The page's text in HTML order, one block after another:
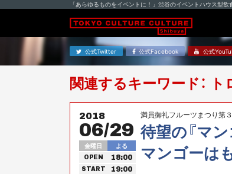
「あらゆるものをイベントに！」渋谷のイベントハウス型飲
公式Twitter 公式Facebook 公式
関連するキーワード：
2018
06/29
金曜日 よる
OPEN 18:00
START 19:00
満員御礼フルーツまつり第３
待望の『マ
マンゴーは